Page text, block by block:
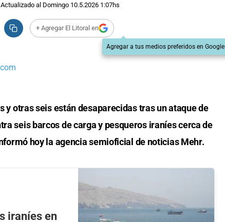
Actualizado al Domingo 10.5.2026 1:07hs
+ Agregar El Litoral en
Agregar a tus medios preferidos en Google
otras seis están desaparecidas tras un ataque de
seis barcos de carga y pesqueros iraníes cerca de
hoy la agencia semioficial de noticias Mehr.
iraníes en